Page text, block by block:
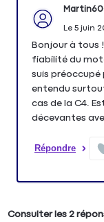
Le 5 juin
Bonjour à tous
fiabilité du
suis préoccupé
entendu
cas de la C4.
Répondre
Consulter les 2